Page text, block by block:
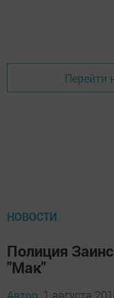
Перейти
НОВОСТИ
Полиция
"Мак"